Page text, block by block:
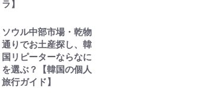
ラ】
ソウル中部市場・乾物
通りでお土産探し、韓
国リピーターならなに
を選ぶ？【韓国の個人
旅行ガイド】